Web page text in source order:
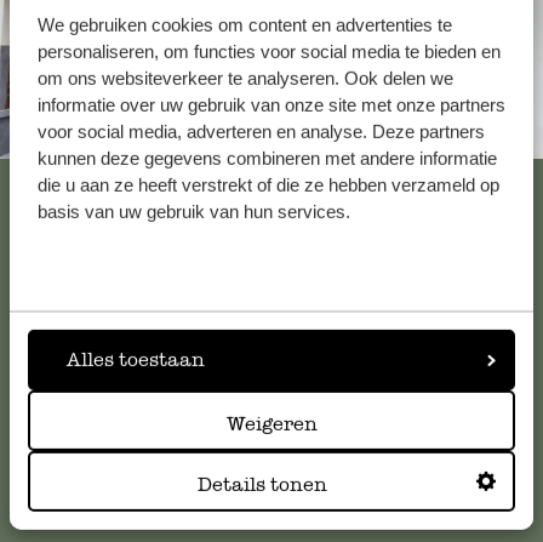
We gebruiken cookies om content en advertenties te
personaliseren, om functies voor social media te bieden en
om ons websiteverkeer te analyseren. Ook delen we
informatie over uw gebruik van onze site met onze partners
voor social media, adverteren en analyse. Deze partners
kunnen deze gegevens combineren met andere informatie
die u aan ze heeft verstrekt of die ze hebben verzameld op
basis van uw gebruik van hun services.
Alles toestaan
Weigeren
Details tonen
Altijd in de buurt
Bekijk alle 62 winkels
Klantenservice
Voor vragen, tips of hulp kun je contact opnemen met onze
klantenservice. Of bekijk hier het antwoord op de
klantenservice@dille-kamille.com